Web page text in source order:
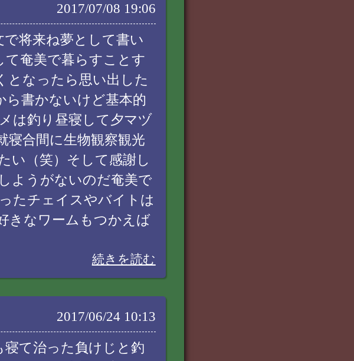
2017/07/08 19:06
で将来ね夢として書い
て奄美で暮らすことす
となったら思い出した
ら書かないけど基本的
は釣り昼寝して夕マヅ
寝合間に生物観察観光
い（笑）そして感謝し
ようがないのだ奄美で
たチェイスやバイトは
きなワームもつかえば
続きを読む
2017/06/24 10:13
寝て治った負けじと釣